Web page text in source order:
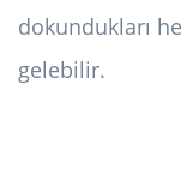
dokundukları
gelebilir.